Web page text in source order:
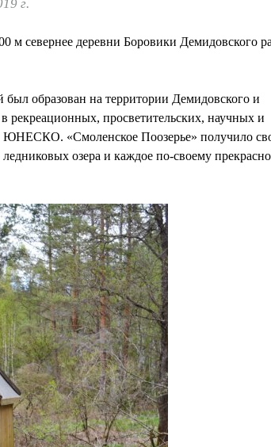
г.
м севернее деревни Боровики Демидовского
образован на территории Демидовского и
рекреационных, просветительских, научных и
ЮНЕСКО. «Смоленское Поозерье» получило
озера и каждое по-своему